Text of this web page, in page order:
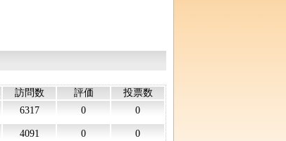
訪問数 評価
投票数
6317 0 0
4091 0 0